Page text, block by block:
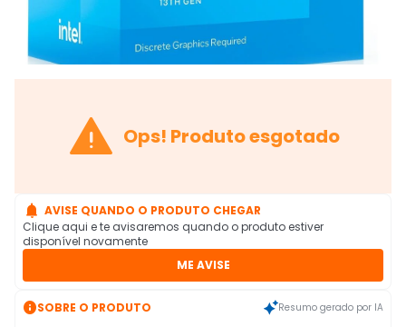
 Ops! Produto esgotado
 AVISE QUANDO O PRODUTO CHEGAR
Clique aqui e te avisaremos quando o produto estiver
disponível novamente
ME AVISE
SOBRE O PRODUTO Resumo gerado por IA